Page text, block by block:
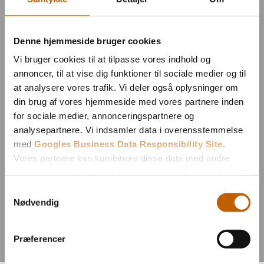
Denne hjemmeside bruger cookies
Vi bruger cookies til at tilpasse vores indhold og
annoncer, til at vise dig funktioner til sociale medier og til
at analysere vores trafik. Vi deler også oplysninger om
din brug af vores hjemmeside med vores partnere inden
for sociale medier, annonceringspartnere og
analysepartnere. Vi indsamler data i overensstemmelse
med Googles Business Data Responsibility Site.
Vores partnere kan kombinere disse data med andre
Nødvendig
Præferencer